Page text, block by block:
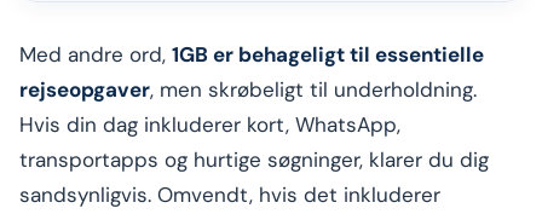
Med andre ord, 1GB er behageligt til essentielle
rejseopgaver, men skrøbeligt til underholdning.
Hvis din dag inkluderer kort, WhatsApp,
transportapps og hurtige søgninger, klarer du dig
sandsynligvis. Omvendt, hvis det inkluderer